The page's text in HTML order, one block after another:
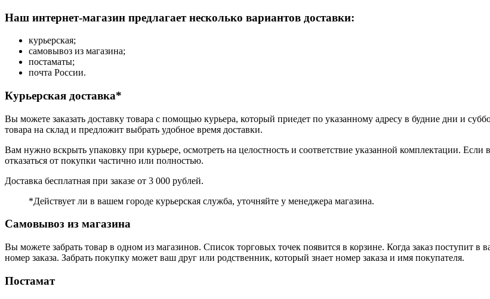
Наш интернет-магазин предлагает несколько вариантов доставки:
курьерская;
самовывоз из магазина;
постаматы;
почта России.
Курьерская доставка*
Вы можете заказать доставку товара с помощью курьера, который приедет по указанному адресу в будние дни и
товара на склад и предложит выбрать удобное время доставки.
Вам нужно вскрыть упаковку при курьере, осмотреть на целостность и соответствие указанной комплектации.
отказаться от покупки частично или полностью.
Доставка бесплатная при заказе от 3 000 рублей.
*Действует ли в вашем городе курьерская служба, уточняйте у менеджера магазина.
Самовывоз из магазина
Вы можете забрать товар в одном из магазинов. Список торговых точек появится в корзине. Когда заказ поступит
номер заказа. Забрать покупку может ваш друг или родственник, который знает номер заказа и имя покупателя.
Постамат